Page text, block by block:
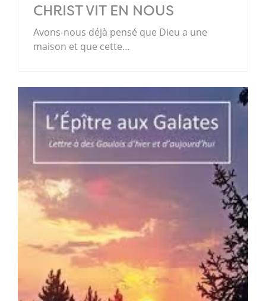
CHRIST VIT EN NOUS
Avons-nous déjà pensé que Dieu a une
maison et que cette…